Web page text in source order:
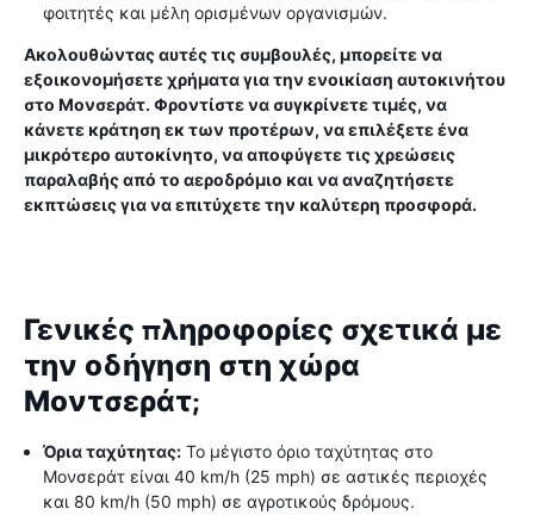
φοιτητές και μέλη ορισμένων οργανισμών.
Ακολουθώντας αυτές τις συμβουλές, μπορείτε να
εξοικονομήσετε χρήματα για την ενοικίαση αυτοκινήτου
στο Μονσεράτ. Φροντίστε να συγκρίνετε τιμές, να
κάνετε κράτηση εκ των προτέρων, να επιλέξετε ένα
μικρότερο αυτοκίνητο, να αποφύγετε τις χρεώσεις
παραλαβής από το αεροδρόμιο και να αναζητήσετε
εκπτώσεις για να επιτύχετε την καλύτερη προσφορά.
Γενικές πληροφορίες σχετικά με
την οδήγηση στη χώρα
Μοντσεράτ;
Όρια ταχύτητας: Το μέγιστο όριο ταχύτητας στο
Μονσεράτ είναι 40 km/h (25 mph) σε αστικές περιοχές
και 80 km/h (50 mph) σε αγροτικούς δρόμους.